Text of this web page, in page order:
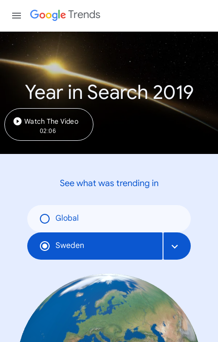
Trends
Year in Search 2019
Watch The Video
02:06
See what was trending in
Global
Sweden